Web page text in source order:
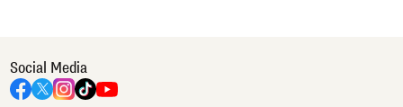
Social Media